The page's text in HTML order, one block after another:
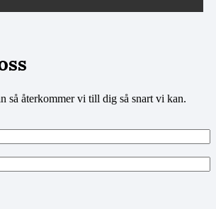
så återkommer vi till dig så snart vi kan.